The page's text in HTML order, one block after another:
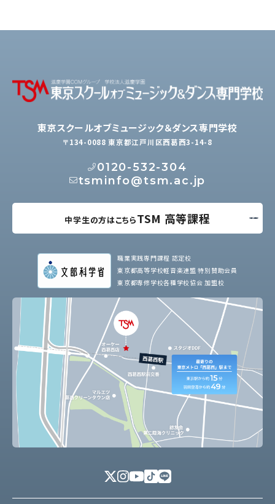
東京スクールオブミュージック＆ダンス専門学校
〒134-0088 東京都江戸川区西葛西3-14-8
0120-532-304
tsminfo@tsm.ac.jp
中学生の方はこちらTSM 高等課程
職業実践専門課程 認定校
東京都高等学校軽音楽連盟 特別賛助会員
東京都専修学校各種学校協会 加盟校